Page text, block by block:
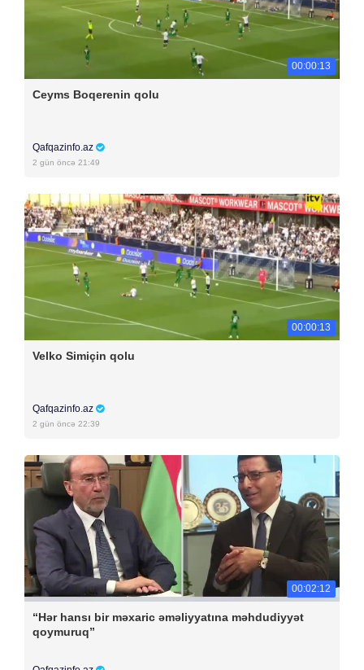
00:00:13
Ceyms Boqerenin qolu
Qafqazinfo.az
2 gün öncə 21:49
00:00:13
Velko Simiçin qolu
Qafqazinfo.az
2 gün öncə 22:39
00:02:12
“Hər hansı bir məxaric əməliyyatına məhdudiyyət
qoymuruq”